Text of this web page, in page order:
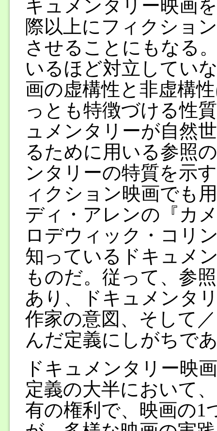
キュメンタリー映画
際以上にフィクショ
させることにもなる
いるほど対立してい
画の虚構性と非虚構
っとも特徴づける性
ュメンタリーが自然
るために用いる参照
ンタリーの特質を示
ィクション映画でも
ディ・アレンの『カ
ロデウィック・コリ
知っているドキュメ
ものだ。従って、参
あり、ドキュメンタ
作家の意図、そして
んだ定義にしがちで
ドキュメンタリー映
定義の大半において
有の権利で、映画の1